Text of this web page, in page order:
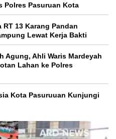
Polres Pasuruan Kota
RT 13 Karang Pandan
Lewat Kerja Bakti
Agung, Ahli Waris Mardeyah
Lahan ke Polres
Kota Pasuruuan Kunjungi